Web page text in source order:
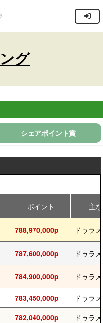
グ
シェアポイント賞
ポイント 主
788,970,000p ドゥラ
787,600,000p ドゥラ
784,900,000p ドゥラ
783,450,000p
ドゥラ
782,040,000p
ドゥラ